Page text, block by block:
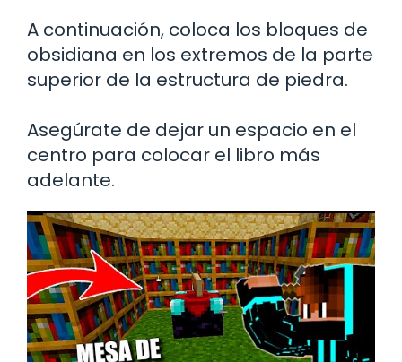
A continuación, coloca los bloques de
obsidiana en los extremos de la parte
superior de la estructura de piedra.
Asegúrate de dejar un espacio en el
centro para colocar el libro más
adelante.